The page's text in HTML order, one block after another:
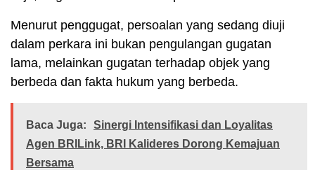
Menurut penggugat, persoalan yang sedang diuji
dalam perkara ini bukan pengulangan gugatan
lama, melainkan gugatan terhadap objek yang
berbeda dan fakta hukum yang berbeda.
Baca Juga:
Sinergi Intensifikasi dan Loyalitas
Agen BRILink, BRI Kalideres Dorong Kemajuan
Bersama